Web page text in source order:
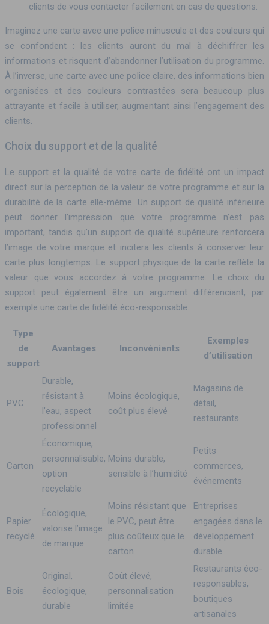
clients de vous contacter facilement en cas de questions.
Imaginez une carte avec une police minuscule et des couleurs qui
se confondent : les clients auront du mal à déchiffrer les
informations et risquent d’abandonner l’utilisation du programme.
À l’inverse, une carte avec une police claire, des informations bien
organisées et des couleurs contrastées sera beaucoup plus
attrayante et facile à utiliser, augmentant ainsi l’engagement des
clients.
Choix du support et de la qualité
Le support et la qualité de votre carte de fidélité ont un impact
direct sur la perception de la valeur de votre programme et sur la
durabilité de la carte elle-même. Un support de qualité inférieure
peut donner l’impression que votre programme n’est pas
important, tandis qu’un support de qualité supérieure renforcera
l’image de votre marque et incitera les clients à conserver leur
carte plus longtemps. Le support physique de la carte reflète la
valeur que vous accordez à votre programme. Le choix du
support peut également être un argument différenciant, par
exemple une carte de fidélité éco-responsable.
Type
de
support
Avantages Inconvénients
Exemples
d’utilisation
PVC
Durable,
résistant à
l’eau, aspect
professionnel
Moins écologique,
coût plus élevé
Magasins de
détail,
restaurants
Carton
Économique,
personnalisable,
option
recyclable
Moins durable,
sensible à l’humidité
Petits
commerces,
événements
Papier
recyclé
Écologique,
valorise l’image
de marque
Moins résistant que
le PVC, peut être
plus coûteux que le
carton
Entreprises
engagées dans le
développement
durable
Bois
Original,
écologique,
durable
Coût élevé,
personnalisation
limitée
Restaurants éco-
responsables,
boutiques
artisanales